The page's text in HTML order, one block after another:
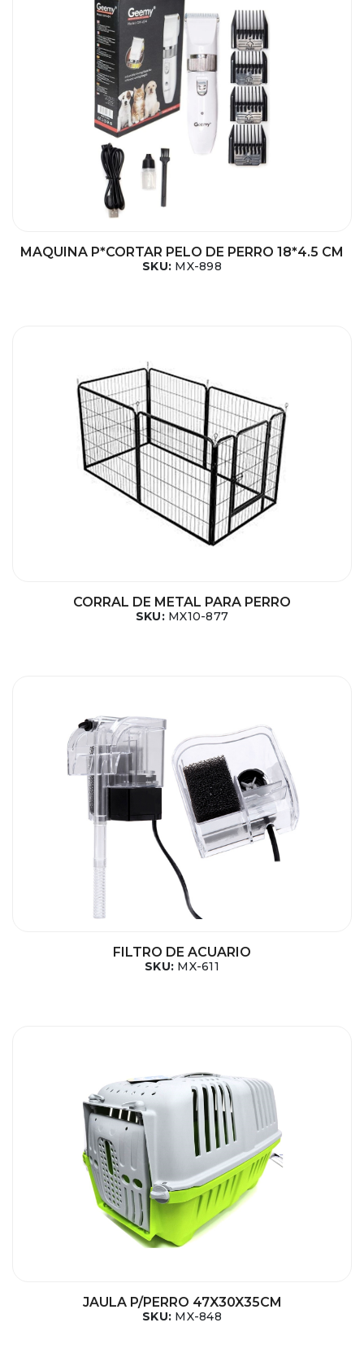
MAQUINA P*CORTAR PELO DE PERRO 18*4.5 CM
SKU: MX-898
CORRAL DE METAL PARA PERRO
SKU: MX10-877
FILTRO DE ACUARIO
SKU: MX-611
JAULA P/PERRO 47X30X35CM
SKU: MX-848